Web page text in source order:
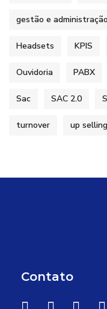
gestão e administração
Headsets KPIS
Ouvidoria PABX
Sac SAC 2.0
turnover up selling
Contato